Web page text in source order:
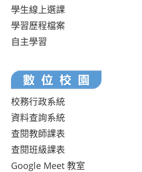
學生線上選課
學習歷程檔案
自主學習
校務行政系統
資料查詢系統
查閱教師課表
查閱班級課表
Google Meet 教室